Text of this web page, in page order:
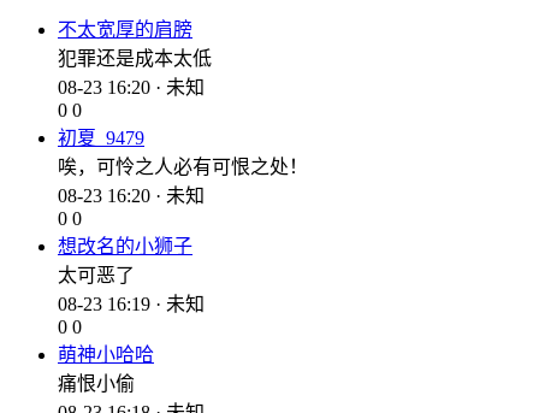
不太宽厚的肩膀
犯罪还是成本太低
08-23 16:20 · 未知
0 0
初夏_9479
唉，可怜之人必有可恨之处！
08-23 16:20 · 未知
0 0
想改名的小狮子
太可恶了
08-23 16:19 · 未知
0 0
萌神小哈哈
痛恨小偷